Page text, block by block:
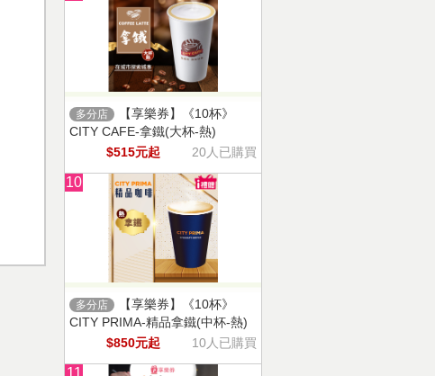
多分店
【享樂券】《10杯》
CITY CAFE-拿鐵(大杯-熱)
$515元起
20人已購買
10
多分店
【享樂券】《10杯》
CITY PRIMA-精品拿鐵(中杯-熱)
$850元起
10人已購買
11